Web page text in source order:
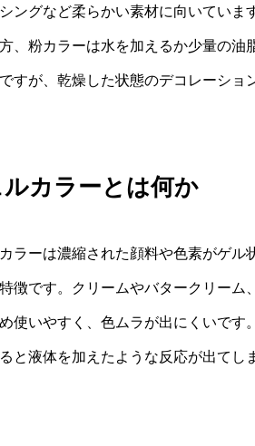
ングなど柔らかい素材に向いていま
、粉カラーは水を加えるか少量の
すが、乾燥した状態のデコレーショ
カラーとは何か
ラーは濃縮された顔料や色素がゲ
徴です。クリームやバタークリー
使いやすく、色ムラが出にくいで
と液体を加えたような反応が出てし